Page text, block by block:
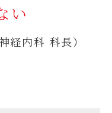
い
経内科 科長）